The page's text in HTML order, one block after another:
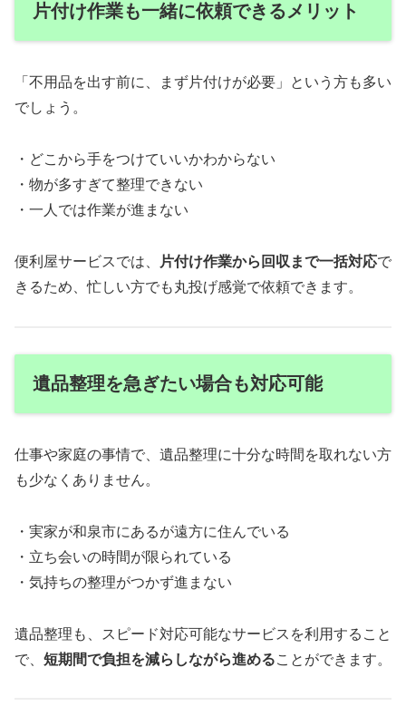
片付け作業も一緒に依頼できるメリット
「不用品を出す前に、まず片付けが必要」という方も多い
でしょう。
・どこから手をつけていいかわからない
・物が多すぎて整理できない
・一人では作業が進まない
便利屋サービスでは、 片付け作業から回収まで一括対応で
きるため、忙しい方でも丸投げ感覚で依頼できます。
遺品整理を急ぎたい場合も対応可能
仕事や家庭の事情で、遺品整理に十分な時間を取れない方
も少なくありません。
・実家が和泉市にあるが遠方に住んでいる
・立ち会いの時間が限られている
・気持ちの整理がつかず進まない
遺品整理も、スピード対応可能なサービスを利用すること
で、 短期間で負担を減らしながら進めることができます。